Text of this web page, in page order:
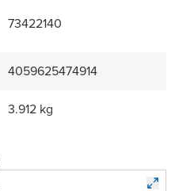
73422140
4059625474914
3.912 kg